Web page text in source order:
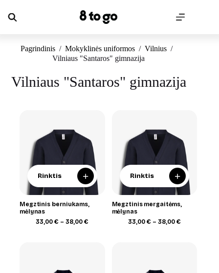
content
Pagrindinis / Mokyklinės uniformos / Vilnius /
Vilniaus "Santaros" gimnazija
Vilniaus "Santaros" gimnazija
Rinktis +
Megztinis berniukams,
mėlynas
33,00€ – 38,00€
Rinktis +
Megztinis mergaitėms,
mėlynas
33,00 € – 38,00 €Price